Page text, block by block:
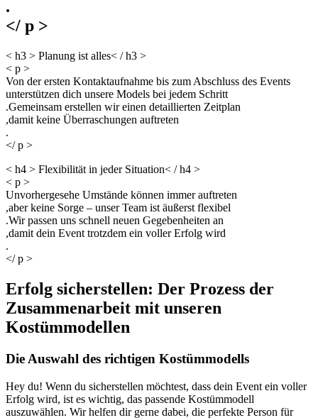
.
</ p >
< h3 > Planung ist alles< / h3 >
< p >
Von der ersten Kontaktaufnahme bis zum Abschluss des Events
unterstützen dich unsere Models bei jedem Schritt
.Gemeinsam erstellen wir einen detaillierten Zeitplan
,damit keine Überraschungen auftreten
.
</ p >
< h4 > Flexibilität in jeder Situation< / h4 >
< p >
Unvorhergesehe Umstände können immer auftreten
,aber keine Sorge – unser Team ist äußerst flexibel
.Wir passen uns schnell neuen Gegebenheiten an
,damit dein Event trotzdem ein voller Erfolg wird
.
</ p >
Erfolg sicherstellen: Der Prozess der
Zusammenarbeit mit unseren
Kostümmodellen
Die Auswahl des richtigen Kostümmodells
Hey du! Wenn du sicherstellen möchtest, dass dein Event ein voller
Erfolg wird, ist es wichtig, das passende Kostümmodell
auszuwählen. Wir helfen dir gerne dabei, die perfekte Person für